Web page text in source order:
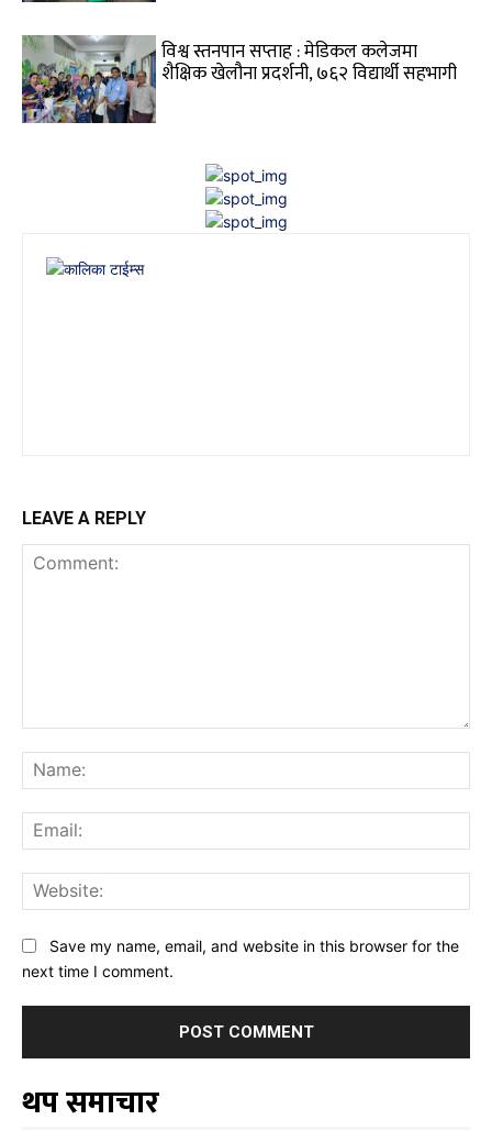
विश्व स्तनपान सप्ताह : मेडिकल कलेजमा
शैक्षिक खेलौना प्रदर्शनी, ७६२ विद्यार्थी सहभागी
LEAVE A REPLY
Save my name, email, and website in this browser for the
next time I comment.
थप समाचार